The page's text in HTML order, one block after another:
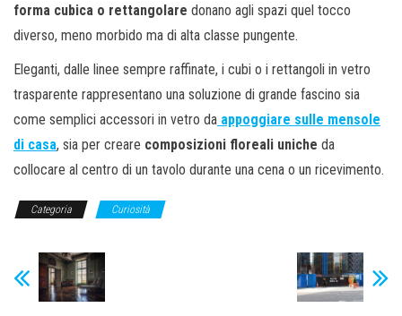
forma cubica o rettangolare donano agli spazi quel tocco
diverso, meno morbido ma di alta classe pungente.
Eleganti, dalle linee sempre raffinate, i cubi o i rettangoli in vetro
trasparente rappresentano una soluzione di grande fascino sia
come semplici accessori in vetro da appoggiare sulle mensole
di casa, sia per creare composizioni floreali uniche da
collocare al centro di un tavolo durante una cena o un ricevimento.
Categoria Curiosità